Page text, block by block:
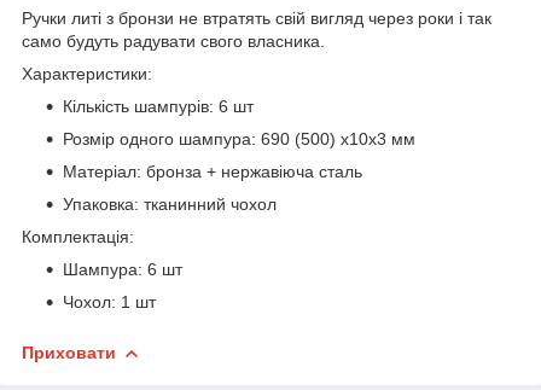
Ручки литі з бронзи не втратять свій вигляд через роки і так
само будуть радувати свого власника.
Характеристики:
Кількість шампурів: 6 шт
Розмір одного шампура: 690 (500) х10х3 мм
Матеріал: бронза + нержавіюча сталь
Упаковка: тканинний чохол
Комплектація:
Шампура: 6 шт
Чохол: 1 шт
Приховати